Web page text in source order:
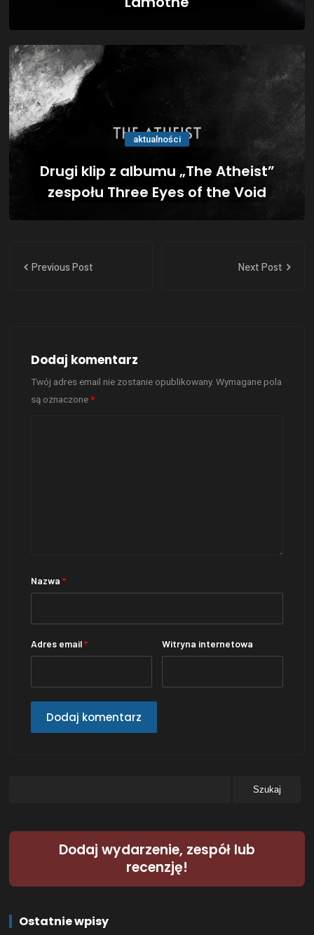
aktualności
Drugi klip z albumu „The Atheist”
zespołu Three Eyes of the Void
Previous Post Next Post
Dodaj komentarz
Twój adres email nie zostanie opublikowany. Wymagane pola
są oznaczone*
Nazwa*
Adres email* Witryna internetowa
Dodaj wydarzenie, zespół lub
recenzję!
Ostatnie wpisy